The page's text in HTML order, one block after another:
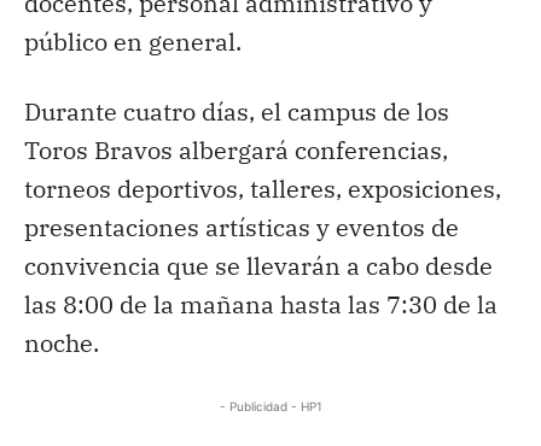
público en general.
Durante cuatro días, el campus de los
Toros Bravos albergará conferencias,
torneos deportivos, talleres, exposiciones,
presentaciones artísticas y eventos de
convivencia que se llevarán a cabo desde
las 8:00 de la mañana hasta las 7:30 de la
noche.
- Publicidad - HP1